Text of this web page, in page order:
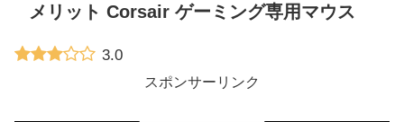
メリット Corsair ゲーミング専用マウス
3.0
スポンサーリンク